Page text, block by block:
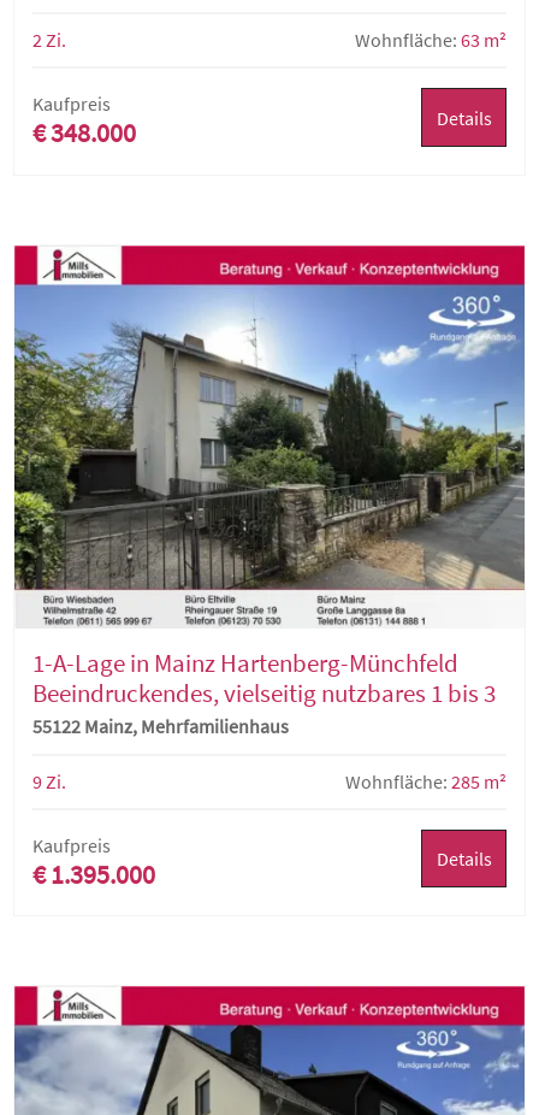
2 Zi. Wohnfläche: 63 m²
Kaufpreis
€ 348.000 Details
1-A-Lage in Mainz Hartenberg-Münchfeld
Beeindruckendes, vielseitig nutzbares 1 bis 3
Familienhaus
55122 Mainz, Mehrfamilienhaus
9 Zi. Wohnfläche: 285 m²
Kaufpreis
€ 1.395.000 Details